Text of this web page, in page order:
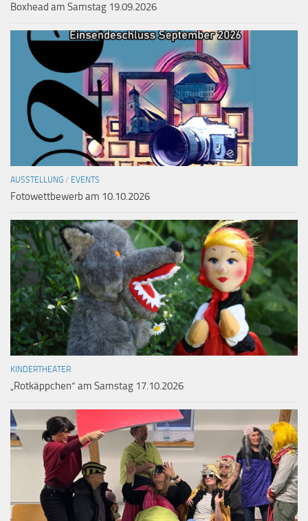
Boxhead am Samstag 19.09.2026
AUSSTELLUNG / EVENTS
Fotowettbewerb am 10.10.2026
KINDERTHEATER
„Rotkäppchen“ am Samstag 17.10.2026